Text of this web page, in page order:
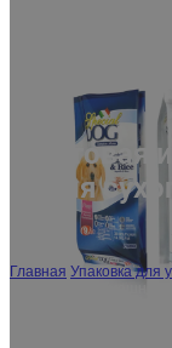
Оптовая
для
Главная Упаковка для